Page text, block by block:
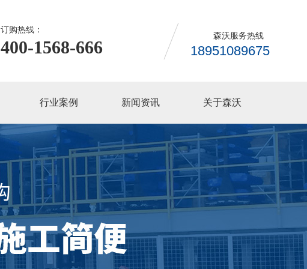
订购热线：
400-1568-666
森沃服务热线
18951089675
行业案例 新闻资讯 关于森沃